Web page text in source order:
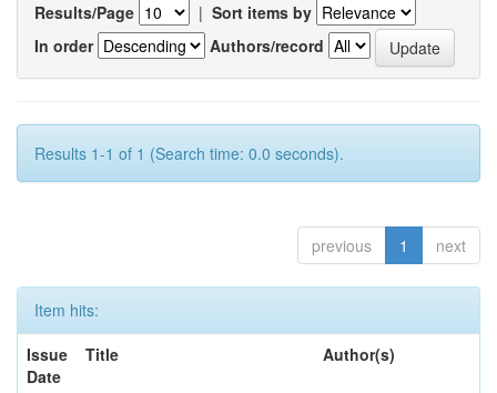
Results/Page | Sort items by
In order
Authors/record
Results 1-1 of 1 (Search time: 0.0 seconds).
previous 1 next
Item hits:
Issue
Date
Title Author(s)